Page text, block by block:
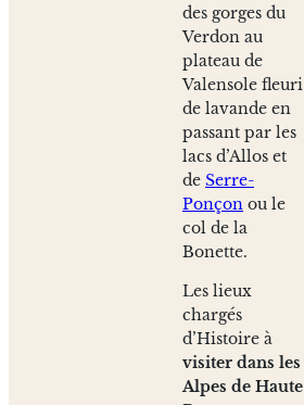
des gorges du
Verdon au
plateau de
Valensole fleuri
de lavande en
passant par les
lacs d’Allos et
de Serre-
Ponçon ou le
col de la
Bonette.
Les lieux
chargés
d’Histoire à
visiter dans les
Alpes de Haute